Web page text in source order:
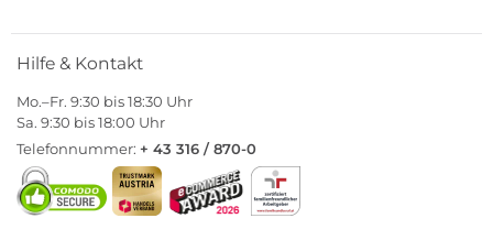
Hilfe & Kontakt
Mo.–Fr. 9:30 bis 18:30 Uhr
Sa. 9:30 bis 18:00 Uhr
Telefonnummer: + 43 316 / 870-0